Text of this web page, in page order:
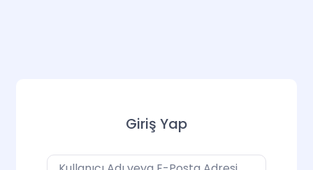
Giriş Yap